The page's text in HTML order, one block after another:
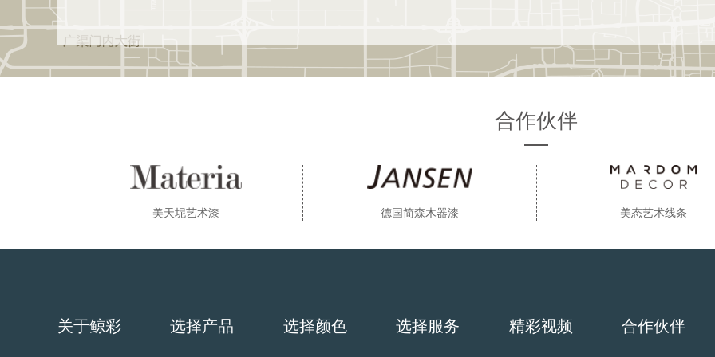
合作伙伴
美天坭艺术漆 德国简森木器漆 美态艺术线条
关于鲸彩 选择产品 选择颜色 选择服务 精彩视频 合作伙伴